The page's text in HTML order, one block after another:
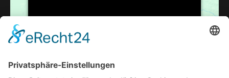
Drittanbieters, um Karteninhalte
Daten zu Ihren Aktivitäten sammeln.
Bitte lesen Sie die Details durch und